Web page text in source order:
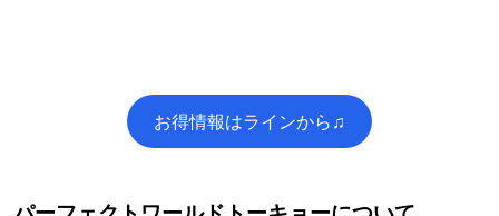
お得情報はラインから♫